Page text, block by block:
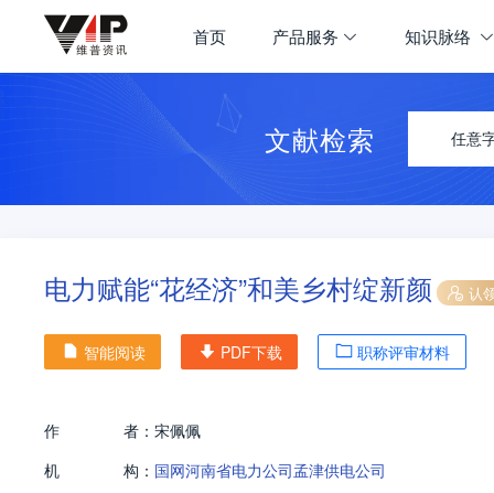
首页 产品服务 知识脉络
文献检索 任意
电力赋能“花经济”和美乡村绽新颜 认
智能阅读 PDF下载 职称评审材料
作 者： 宋佩佩
机
构： 国网河南省电力公司孟津供电公司